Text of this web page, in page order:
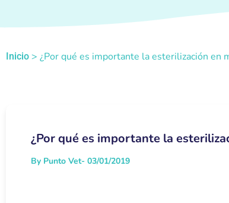
Inicio > ¿Por qué es importante la esterilización en
¿Por qué es importante la
By Punto Vet- 03/01/2019